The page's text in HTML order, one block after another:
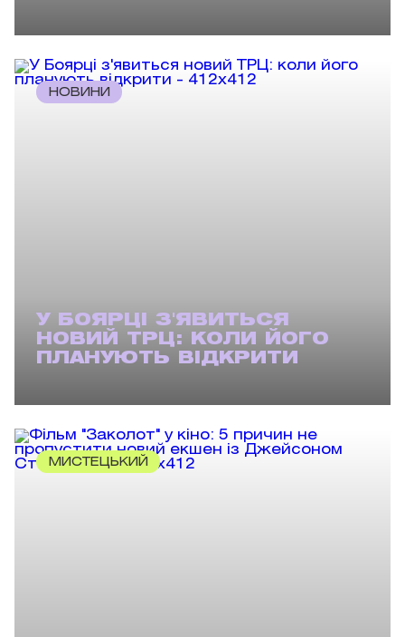
НОВИНИ
У БОЯРЦІ З'ЯВИТЬСЯ
НОВИЙ ТРЦ: КОЛИ ЙОГО
ПЛАНУЮТЬ ВІДКРИТИ
МИСТЕЦЬКИЙ